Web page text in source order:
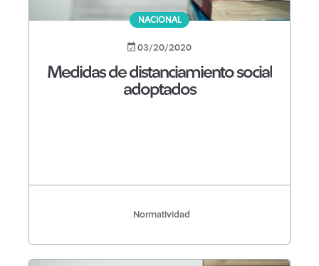
NACIONAL
03/20/2020
Medidas de distanciamiento social
adoptados
Normatividad